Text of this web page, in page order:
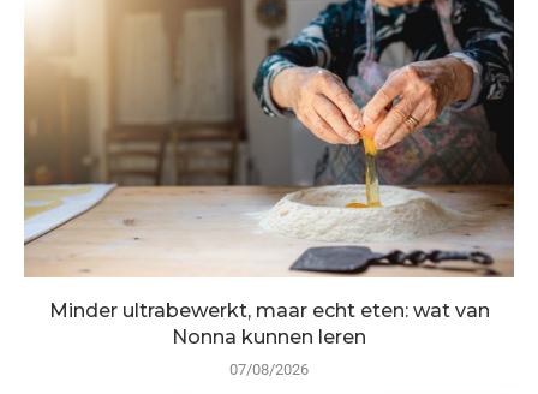
Minder ultrabewerkt, maar echt eten: wat van
Nonna kunnen leren
07/08/2026